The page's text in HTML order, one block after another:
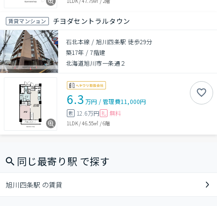
賃貸マンション チヨダセントラルタウン
石北本線 / 旭川四条駅 徒歩29分
築17年 /7階建
北海道旭川市一条通２
6.3 万円 /管理費11,000円
敷 12.6万円 礼 無料
1LDK/46.55㎡ /6階
同じ最寄り駅 で探す
旭川四条駅 の賃貸